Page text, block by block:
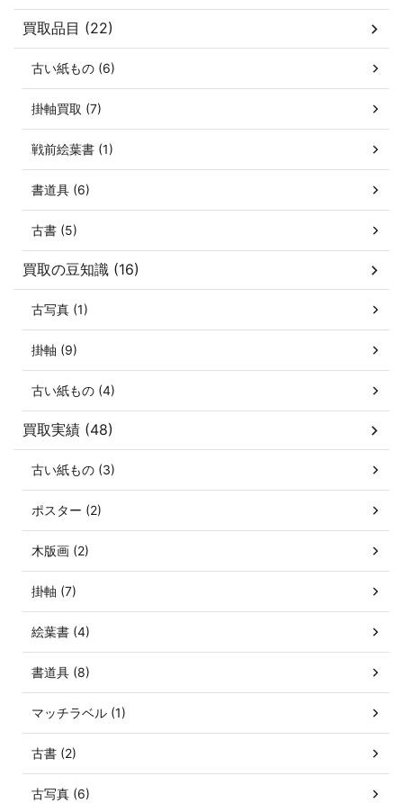
買取品目 (22)
古い紙もの (6)
掛軸買取 (7)
戦前絵葉書 (1)
書道具 (6)
古書 (5)
買取の豆知識 (16)
古写真 (1)
掛軸 (9)
古い紙もの (4)
買取実績 (48)
古い紙もの (3)
ポスター (2)
木版画 (2)
掛軸 (7)
絵葉書 (4)
書道具 (8)
マッチラベル (1)
古書 (2)
古写真 (6)